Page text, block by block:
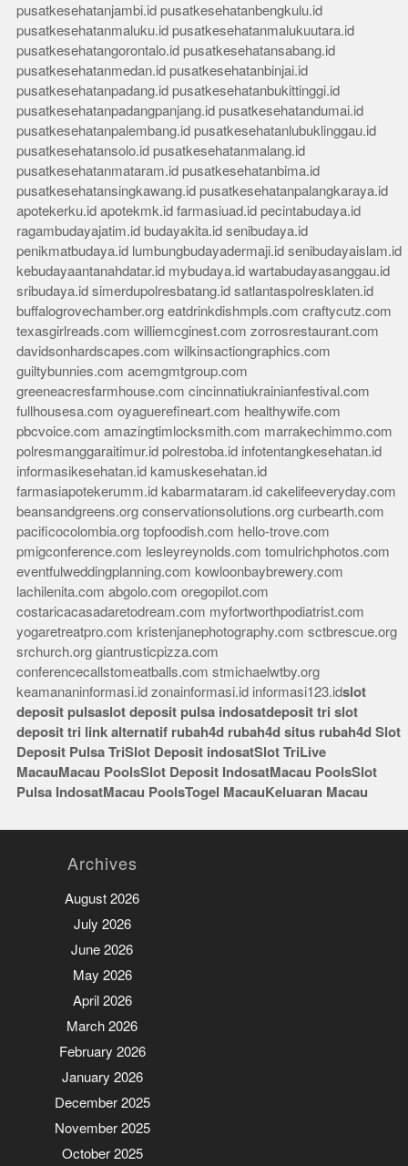
pusatkesehatanjambi.id pusatkesehatanbengkulu.id
pusatkesehatanmaluku.id pusatkesehatanmalukuutara.id
pusatkesehatangorontalo.id pusatkesehatansabang.id
pusatkesehatanmedan.id pusatkesehatanbinjai.id
pusatkesehatanpadang.id pusatkesehatanbukittinggi.id
pusatkesehatanpadangpanjang.id pusatkesehatandumai.id
pusatkesehatanpalembang.id pusatkesehatanlubuklinggau.id
pusatkesehatansolo.id pusatkesehatanmalang.id
pusatkesehatanmataram.id pusatkesehatanbima.id
pusatkesehatansingkawang.id pusatkesehatanpalangkaraya.id
apotekerku.id apotekmk.id farmasiuad.id pecintabudaya.id
ragambudayajatim.id budayakita.id senibudaya.id
penikmatbudaya.id lumbungbudayadermaji.id senibudayaislam.id
kebudayaantanahdatar.id mybudaya.id wartabudayasanggau.id
sribudaya.id simerdupolresbatang.id satlantaspolresklaten.id
buffalogrovechamber.org eatdrinkdishmpls.com craftycutz.com
texasgirlreads.com williemcginest.com zorrosrestaurant.com
davidsonhardscapes.com wilkinsactiongraphics.com
guiltybunnies.com acemgmtgroup.com
greeneacresfarmhouse.com cincinnatiukrainianfestival.com
fullhousesa.com oyaguerefineart.com healthywife.com
pbcvoice.com amazingtimlocksmith.com marrakechimmo.com
polresmanggaraitimur.id polrestoba.id infotentangkesehatan.id
informasikesehatan.id kamuskesehatan.id
farmasiapotekerumm.id kabarmataram.id cakelifeeveryday.com
beansandgreens.org conservationsolutions.org curbearth.com
pacificocolombia.org topfoodish.com hello-trove.com
pmigconference.com lesleyreynolds.com tomulrichphotos.com
eventfulweddingplanning.com kowloonbaybrewery.com
lachilenita.com abgolo.com oregopilot.com
costaricacasadaretodream.com myfortworthpodiatrist.com
yogaretreatpro.com kristenjanephotography.com sctbrescue.org
srchurch.org giantrusticpizza.com
conferencecallstomeatballs.com stmichaelwtby.org
keamananinformasi.id zonainformasi.id informasi123.idslot
deposit pulsaslot deposit pulsa indosatdeposit tri slot
deposit tri link alternatif rubah4d rubah4d situs rubah4d Slot
Deposit Pulsa TriSlot Deposit indosatSlot TriLive
MacauMacau PoolsSlot Deposit IndosatMacau PoolsSlot
Pulsa IndosatMacau PoolsTogel MacauKeluaran Macau
Archives
August 2026
July 2026
June 2026
May 2026
April 2026
March 2026
February 2026
January 2026
December 2025
November 2025
October 2025